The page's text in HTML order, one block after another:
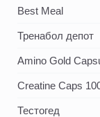
Best Meal
Тренабол депот
Amino Gold
Creatine Caps
Тестогед